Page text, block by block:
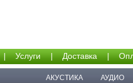
| Услуги | Доставка |
АКУСТИКА АУДИО